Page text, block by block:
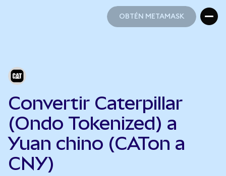
OBTÉN METAMASK
Convertir Caterpillar
(Ondo Tokenized) a
Yuan chino (CATon a
CNY)